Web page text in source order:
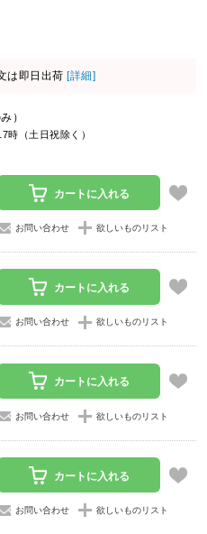
は即日出荷 [詳細]
）
時（土日祝除く）
カートに入れる
お問い合わせ 欲しいものリスト
カートに入れる
お問い合わせ 欲しいものリスト
カートに入れる
お問い合わせ 欲しいものリスト
カートに入れる
お問い合わせ 欲しいものリスト